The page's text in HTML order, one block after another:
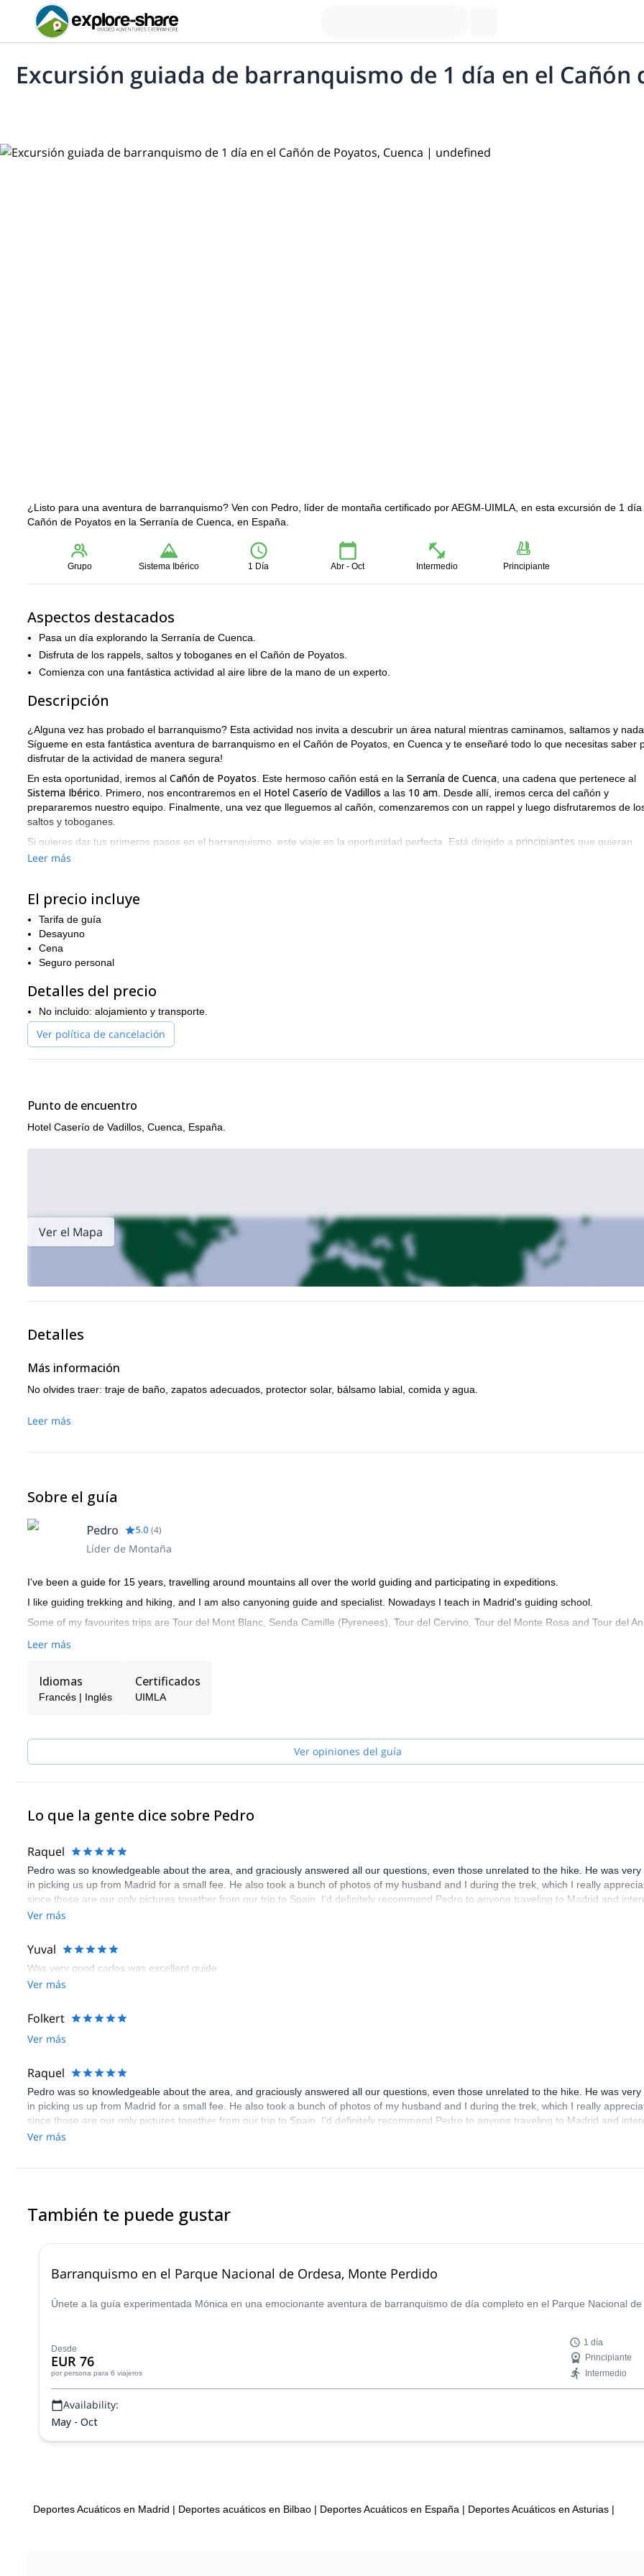
Excursión guiada de barranquismo de 1 día en el Cañón
¿Listo para una aventura de barranquismo? Ven con Pedro, líder de montaña certificado por AEGM-UIMLA, en esta excursión de 1
Cañón de Poyatos en la Serranía de Cuenca, en España.
Grupo Sistema Ibérico 1 Día Abr - Oct Intermedio Principiante
Aspectos destacados
Pasa un día explorando la Serranía de Cuenca.
Disfruta de los rappels, saltos y toboganes en el Cañón de Poyatos.
Comienza con una fantástica actividad al aire libre de la mano de un experto.
Descripción
¿Alguna vez has probado el barranquismo? Esta actividad nos invita a descubrir un área natural mientras caminamos, saltamos y
Sígueme en esta fantástica aventura de barranquismo en el Cañón de Poyatos, en Cuenca y te enseñaré todo lo que necesitas saber
disfrutar de la actividad de manera segura!
En esta oportunidad, iremos al Cañón de Poyatos . Este hermoso cañón está en la Serranía de Cuenca , una cadena que pertenece al
Sistema Ibérico . Primero, nos encontraremos en el Hotel Caserío de Vadillos a las 10 am . Desde allí, iremos cerca del cañón y
prepararemos nuestro equipo. Finalmente, una vez que lleguemos al cañón, comenzaremos con un rappel y luego disfrutaremos de
saltos y toboganes.
Si quieres dar tus primeros pasos en el barranquismo, este viaje es la oportunidad perfecta. Está dirigido a principiantes que quieran
explorar un área natural y disfrutar de una actividad deportiva. ¡Aprenderás los conceptos básicos del barranquismo y te prepararás
¿Te gustaría ser parte de este programa en Cuenca? Entonces no dudes en enviar la solicitud y reservar tu lugar. Estoy seguro de
no te arrepentirás de tu elección.
Si buscas más opciones de barranquismo, puedes echar un vistazo a este programa que dirijo en
Leer más
El precio incluye
Tarifa de guía
Desayuno
Cena
Seguro personal
Detalles del precio
No incluido: alojamiento y transporte.
Ver política de cancelación
Punto de encuentro
Hotel Caserío de Vadillos, Cuenca, España.
Ver el Mapa
Detalles
Más información
No olvides traer: traje de baño, zapatos adecuados, protector solar, bálsamo labial, comida y agua.
Leer más
Sobre el guía
Pedro 5.0 (4)
Líder de Montaña
I've been a guide for 15 years, travelling around mountains all over the world guiding and participating in expeditions.
I like guiding trekking and hiking, and I am also canyoning guide and specialist. Nowadays I teach in Madrid's guiding school.
Some of my favourites trips are Tour del Mont Blanc, Senda Camille (Pyrenees), Tour del Cervino, Tour del Monte Rosa and Tour del
Leer más
Idiomas
Francés | Inglés
Certificados
UIMLA
Ver opiniones del guía
Lo que la gente dice sobre Pedro
Raquel
Pedro was so knowledgeable about the area, and graciously answered all our questions, even those unrelated to the hike. He was very
in picking us up from Madrid for a small fee. He also took a bunch of photos of my husband and I during the trek, which I really
since those are our only pictures together from our trip to Spain. I'd definitely recommend Pedro to anyone traveling to Madrid and
in experiencing nature outside the city.
Ver más
Yuval
Was very good carlos was excellent guide
Ver más
Folkert
Ver más
Raquel
Pedro was so knowledgeable about the area, and graciously answered all our questions, even those unrelated to the hike. He was very
in picking us up from Madrid for a small fee. He also took a bunch of photos of my husband and I during the trek, which I really
since those are our only pictures together from our trip to Spain. I'd definitely recommend Pedro to anyone traveling to Madrid and
in experiencing nature outside the city.
Ver más
También te puede gustar
Barranquismo en el Parque Nacional de Ordesa, Monte Perdido
Únete a la guía experimentada Mónica en una emocionante aventura de barranquismo de día completo en el Parque Nacional
Desde
EUR 76
por persona para 6 viajeros
1 día
Principiante
Intermedio
Availability:
May - Oct
Deportes Acuáticos en Madrid | Deportes acuáticos en Bilbao | Deportes Acuáticos en España | Deportes Acuáticos en Asturias |